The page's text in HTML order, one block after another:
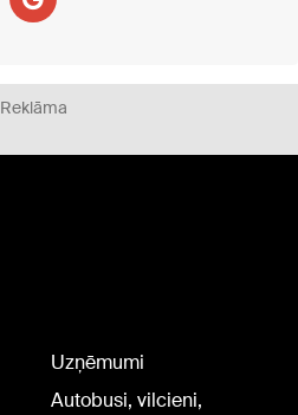
Reklāma
Uzņēmumi
Autobusi, vilcieni,